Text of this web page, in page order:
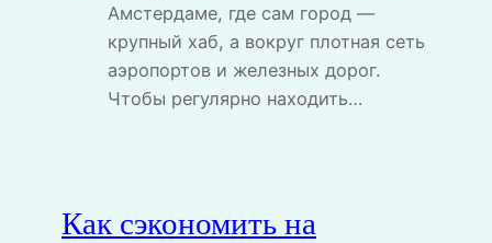
Амстердаме, где сам город —
крупный хаб, а вокруг плотная сеть
аэропортов и железных дорог.
Чтобы регулярно находить…
Как сэкономить на